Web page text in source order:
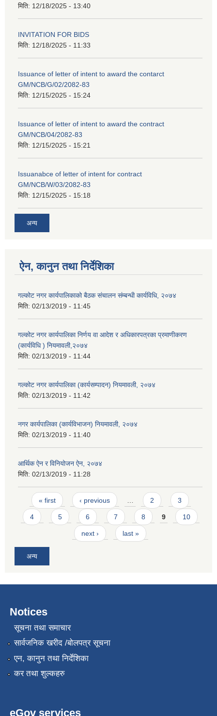
मिति: 12/18/2025 - 13:40
INVITATION FOR BIDS
मिति: 12/18/2025 - 11:33
Issuance of letter of intent to award the contarct
GM/NCB/G/02/2082-83
मिति: 12/15/2025 - 15:24
Issuance of letter of intent to award the contract
GM/NCB/04/2082-83
मिति: 12/15/2025 - 15:21
Issuanabce of letter of intent for contract
GM/NCB/W/03/2082-83
मिति: 12/15/2025 - 15:18
अन्य
ऐन, कानुन तथा निर्देशिका
गल्कोट नगर कार्यपालिकाको बैठक संचालन संम्बन्धी कार्यविधि, २०७४
मिति: 02/13/2019 - 11:45
गल्कोट नगर कार्यपालिका निर्णय वा आदेश र अधिकारपत्रका प्रमाणीकरण
(कार्यविधि ) नियमावली,२०७४
मिति: 02/13/2019 - 11:44
गल्कोट नगर कार्यपालिका (कार्यसम्पादन) नियमावली, २०७४
मिति: 02/13/2019 - 11:42
नगर कार्यपालिका (कार्यविभाजन) नियमावली, २०७४
मिति: 02/13/2019 - 11:40
आर्थिक ऐन र विनियोजन ऐन, २०७४
मिति: 02/13/2019 - 11:28
Pages
« first ‹ previous 2 3
4 5 6 7 8 9 10
next › last »
अन्य
Notices
सूचना तथा समाचार
सार्वजनिक खरीद /बोलपत्र सूचना
एन, कानुन तथा निर्देशिका
कर तथा शुल्कहरु
eGov services